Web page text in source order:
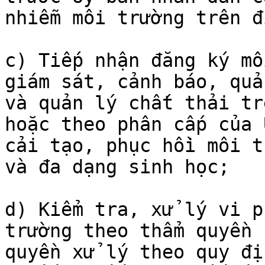
nhiễm môi trường trên
c) Tiếp nhận đăng ký
giám sát, cảnh báo,
và quản lý chất thải
hoặc theo phân cấp
cải tạo, phục hồi môi
và đa dạng sinh học;
d) Kiểm tra, xử lý vi
trường theo thẩm quyền
quyền xử lý theo quy